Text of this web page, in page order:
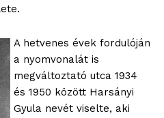
A hetvenes évek fordulóján
a nyomvonalát is
megváltoztató utca 1934
és 1950 között Harsányi
Gyula nevét viselte, aki